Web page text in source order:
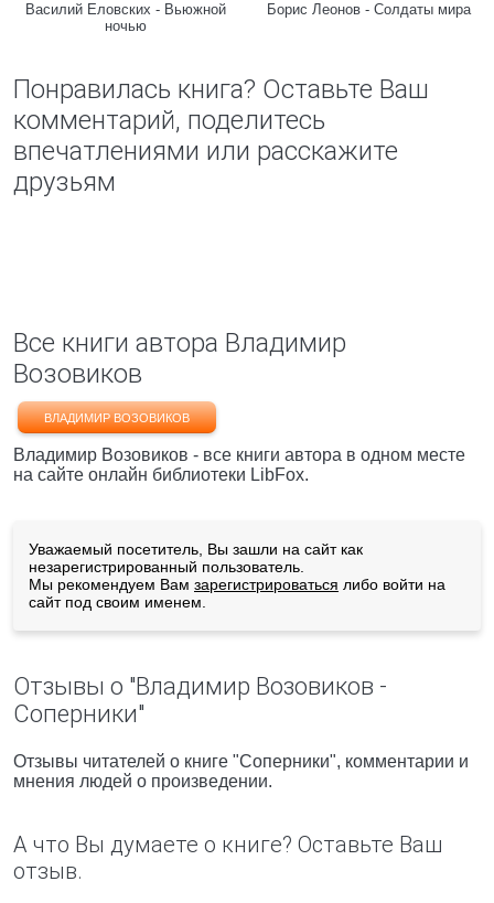
Василий Еловских - Вьюжной
ночью
Борис Леонов - Солдаты мира
Понравилась книга? Оставьте Ваш
комментарий, поделитесь
впечатлениями или расскажите
друзьям
Все книги автора Владимир
Возовиков
ВЛАДИМИР ВОЗОВИКОВ
Владимир Возовиков - все книги автора в одном месте
на сайте онлайн библиотеки LibFox.
Уважаемый посетитель, Вы зашли на сайт как
незарегистрированный пользователь.
Мы рекомендуем Вам зарегистрироваться либо войти на
сайт под своим именем.
Отзывы о "Владимир Возовиков -
Соперники"
Отзывы читателей о книге "Соперники", комментарии и
мнения людей о произведении.
А что Вы думаете о книге? Оставьте Ваш
отзыв.